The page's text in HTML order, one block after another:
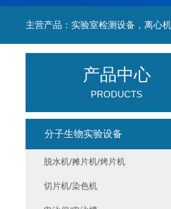
产品中心
PRODUCTS
分子生物实验设备
脱水机/摊片机/烤片机
切片机/染色机